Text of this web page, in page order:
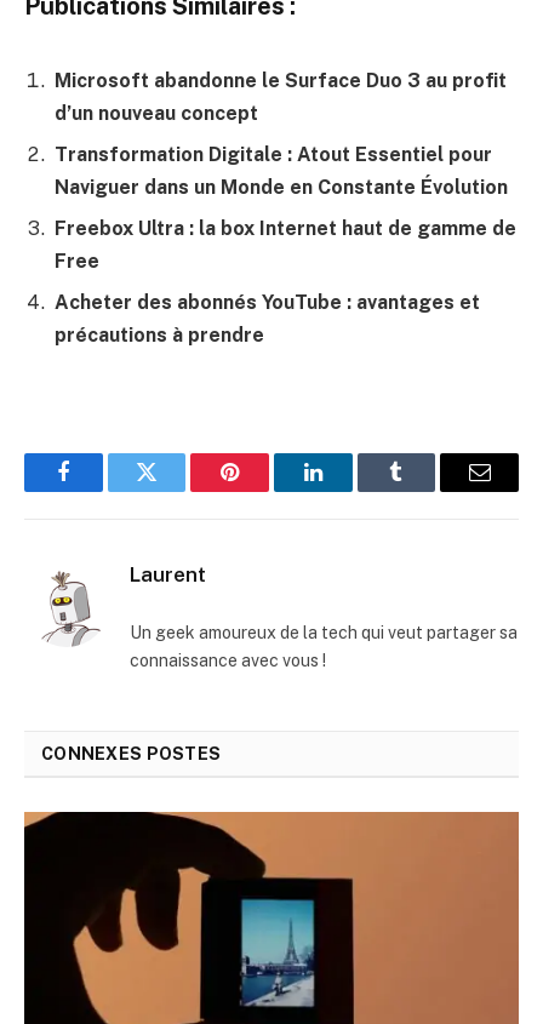
Publications Similaires :
Microsoft abandonne le Surface Duo 3 au profit
d’un nouveau concept
Transformation Digitale : Atout Essentiel pour
Naviguer dans un Monde en Constante Évolution
Freebox Ultra : la box Internet haut de gamme de
Free
Acheter des abonnés YouTube : avantages et
précautions à prendre
FacebookTwitter Pinterest LinkedInTumblr
E-
Laurent
Un geek amoureux de la tech qui veut partager sa
connaissance avec vous !
CONNEXES POSTES